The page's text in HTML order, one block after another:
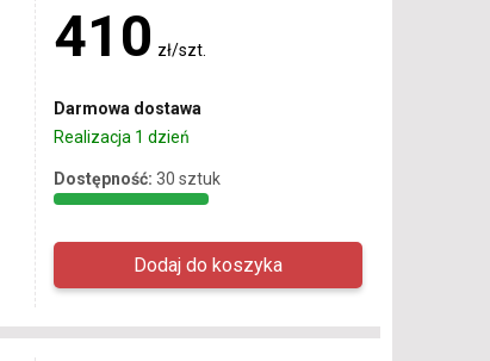
410 zł/szt.
Darmowa dostawa
Realizacja 1 dzień
Dostępność: 30 sztuk